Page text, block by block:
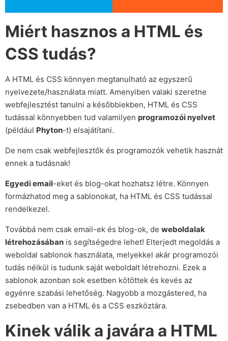
Miért hasznos a HTML és
CSS tudás?
A HTML és CSS könnyen megtanulható az egyszerű
nyelvezete/használata miatt. Amenyiben valaki szeretne
webfejlesztést tanulni a későbbiekben, HTML és CSS
tudással könnyebben tud valamilyen programozói nyelvet
(például Phyton-t) elsajátítani.
De nem csak webfejlesztők és programozók vehetik hasznát
ennek a tudásnak!
Egyedi email-eket és blog-okat hozhatsz létre. Könnyen
formázhatod meg a sablonokat, ha HTML és CSS tudással
rendelkezel.
Továbbá nem csak email-ek és blog-ok, de weboldalak
létrehozásában is segítségedre lehet! Elterjedt megoldás a
weboldal sablonok használata, melyekkel akár programozói
tudás nélkül is tudunk saját weboldalt létrehozni. Ezek a
sablonok azonban sok esetben kötöttek és kevés az
egyénre szabási lehetőség. Nagyobb a mozgástered, ha
zsebedben van a HTML és a CSS eszköztára.
Kinek válik a javára a HTML